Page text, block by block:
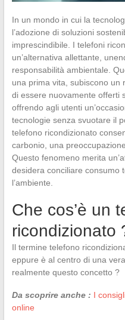
In un mondo in cui la
l’adozione di soluzioni
imprescindibile. I telefoni
un’alternativa allettante,
responsabilità ambientale.
una prima vita, subiscono un
di essere nuovamente offerti
offrendo agli utenti
tecnologie senza svuotare il
telefono ricondizionato
carbonio, una
Questo fenomeno merita
desidera conciliare consumo
l’ambiente.
Che cos’è un
ricondizionato
Il termine telefono
eppure è al centro di una
realmente questo concetto ?
Da scoprire anche : I
online